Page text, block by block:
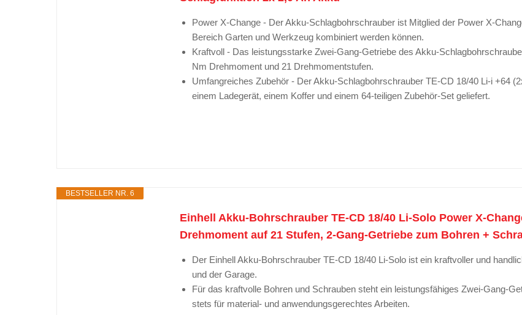
Power X-Change - Der Akku-Schlagbohrschrauber ist Mitglied der Power X-
Bereich Garten und Werkzeug kombiniert werden können.
Kraftvoll - Das leistungsstarke Zwei-Gang-Getriebe des Akku-
Nm Drehmoment und 21 Drehmomentstufen.
Umfangreiches Zubehör - Der Akku-Schlagbohrschrauber TE-CD 18/40 Li-i +64
einem Ladegerät, einem Koffer und einem 64-teiligen Zubehör-Set geliefert.
BESTSELLER NR. 6
Einhell Akku-Bohrschrauber TE-CD 18/40 Li-Solo Power X-
Drehmoment auf 21 Stufen, 2-Gang-Getriebe zum Bohren +
Der Einhell Akku-Bohrschrauber TE-CD 18/40 Li-Solo ist ein kraftvoller und
und der Garage.
Für das kraftvolle Bohren und Schrauben steht ein leistungsfähiges Zwei-Gang-
stets für material- und anwendungsgerechtes Arbeiten.